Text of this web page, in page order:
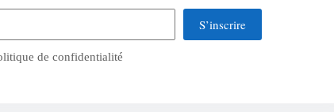
S’inscrire
de confidentialité